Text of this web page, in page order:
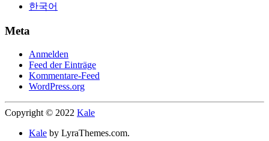
한국어
Meta
Anmelden
Feed der Einträge
Kommentare-Feed
WordPress.org
Copyright © 2022 Kale
Kale by LyraThemes.com.